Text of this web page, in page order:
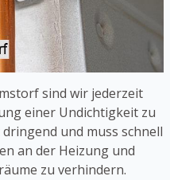
sind wir jederzeit
einer Undichtigkeit zu
und muss schnell
an der Heizung und
zu verhindern.